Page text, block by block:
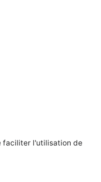
faciliter l'utilisation de